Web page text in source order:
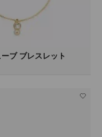
ブ ブレスレット